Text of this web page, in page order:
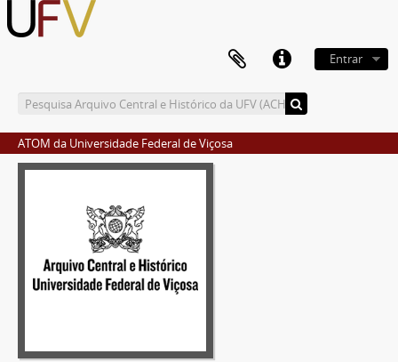
Entrar
ATOM da Universidade Federal de Viçosa